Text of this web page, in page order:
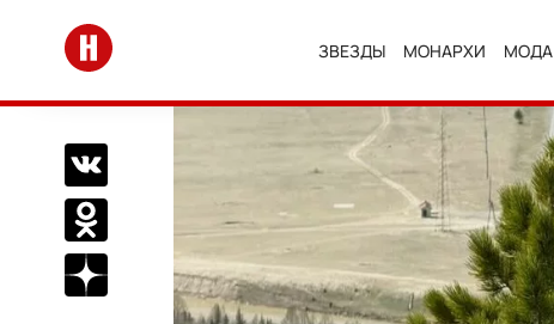
Перейти на главную
ЗВЕЗДЫ МОНАРХИ МОДА
Поделиться Вконтакте
Поделиться в Одноклассниках
Подписаться на нас в Дзен